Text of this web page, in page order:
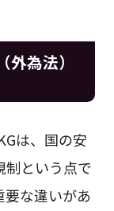
為法）
は、国の安
制という点で
な違いがあ